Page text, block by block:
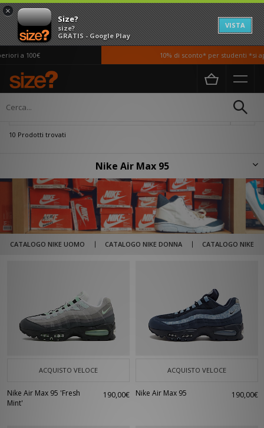
×
Size?
size?
GRATIS - Google Play
VISTA
a 100€ 10% di sconto* per studenti *si
Home Nike Air Max 95
10 Prodotti trovati
Nike Air Max 95
CATALOGO NIKE UOMO CATALOGO NIKE DONNA CATALOGO NIKE
Nota in origine come "Air Total Max", la Air Max 95 è stata progettata da
Sergio Lozano, che, per la creazione di questa silhouette, si è ispirato al
corpo umano, in particolare alla colonna vertebrale per l’intersuola e alla
pelle per il tessuto. La Nike Air Max 95 ha tutte le carte in tavola per
essere una scarpa flessibile all'uso.
ACQUISTO VELOCE
Nike Air Max 95 'Fresh
Mint'
190,00€
ACQUISTO VELOCE
Nike Air Max 95 190,00€